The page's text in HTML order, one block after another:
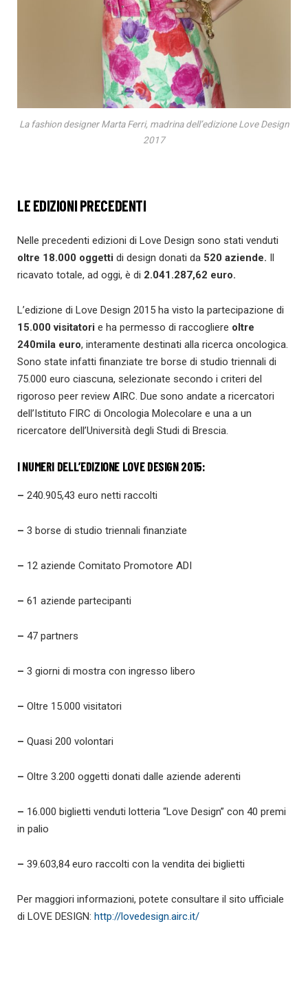
La fashion designer Marta Ferri, madrina dell’edizione Love Design
2017
LE EDIZIONI PRECEDENTI
Nelle precedenti edizioni di Love Design sono stati venduti
oltre 18.000 oggetti di design donati da 520 aziende.
ricavato totale, ad oggi, è di 2.041.287,62 euro.
L’edizione di Love Design 2015 ha visto la partecipazione di
15.000 visitatori e ha permesso di raccogliere oltre
240mila euro, interamente destinati alla ricerca oncologica.
Sono state infatti finanziate tre borse di studio triennali di
75.000 euro ciascuna, selezionate secondo i criteri del
rigoroso peer review AIRC. Due sono andate a ricercatori
dell’Istituto FIRC di Oncologia Molecolare e una a un
ricercatore dell’Università degli Studi di Brescia.
I NUMERI DELL’EDIZIONE LOVE DESIGN 2015:
– 240.905,43 euro netti raccolti
– 3 borse di studio triennali finanziate
– 12 aziende Comitato Promotore ADI
– 61 aziende partecipanti
– 47 partners
– 3 giorni di mostra con ingresso libero
– Oltre 15.000 visitatori
– Quasi 200 volontari
– Oltre 3.200 oggetti donati dalle aziende aderenti
– 16.000 biglietti venduti lotteria “Love Design” con 40 premi
in palio
– 39.603,84 euro raccolti con la vendita dei biglietti
Per maggiori informazioni, potete consultare il sito ufficiale
di LOVE DESIGN: http://lovedesign.airc.it/